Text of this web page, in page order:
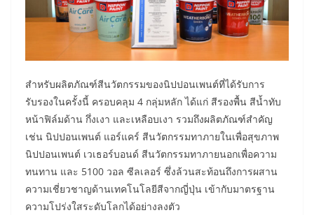
สำหรับผลิตภัณฑ์สีนวัตกรรมของนิปปอนเพนต์ที่ได้รับการ
รับรองในครั้งนี้ ครอบคลุม 4 กลุ่มหลัก ได้แก่ สีรองพื้น สีน้ำทับ
หน้าฟิล์มด้าน กึ่งเงา และเหลือบเงา รวมถึงผลิตภัณฑ์สำคัญ
เช่น นิปปอนเพนต์ แอร์แคร์ สีนวัตกรรมทาภายในเพื่อสุขภาพ
นิปปอนเพนต์ เวเธอร์บอนด์ สีนวัตกรรมทาภายนอกเพื่อความ
ทนทาน และ 5100 วอล ซีลเลอร์ ซึ่งล้วนสะท้อนถึงการผสาน
ความเชี่ยวชาญด้านเทคโนโลยีสีจากญี่ปุ่น เข้ากับมาตรฐาน
ความโปร่งใสระดับโลกได้อย่างลงตัว